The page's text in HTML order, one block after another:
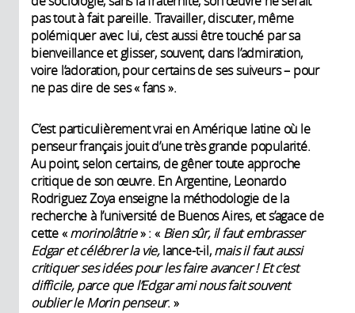
pas tout à fait pareille. Travailler, discuter, même
polémiquer avec lui, c’est aussi être touché par sa
bienveillance et glisser, souvent, dans l’admiration,
voire l’adoration, pour certains de ses suiveurs – pour
ne pas dire de ses « fans ».
C’est particulièrement vrai en Amérique latine où le
penseur français jouit d’une très grande popularité.
Au point, selon certains, de gêner toute approche
critique de son œuvre. En Argentine, Leonardo
Rodriguez Zoya enseigne la méthodologie de la
recherche à l’université de Buenos Aires, et s’agace de
cette «morinolâtrie» : « Bien sûr, il faut embrasser
Edgar et célébrer la vie,lance-t-il,mais il faut aussi
critiquer ses idées pour les faire avancer ! Et c’est
difficile, parce que l’Edgar ami nous fait souvent
oublier le Morin penseur. »